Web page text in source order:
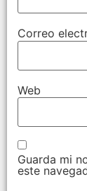
Correo
Web
Guarda mi
este